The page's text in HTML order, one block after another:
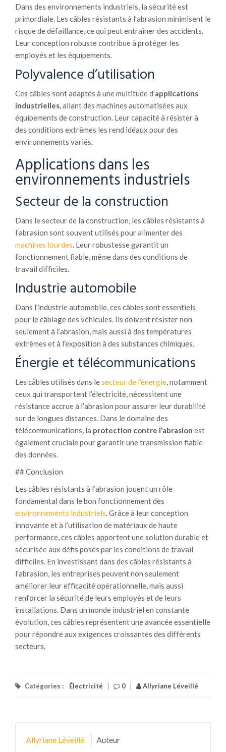
Dans des environnements industriels, la sécurité est
primordiale. Les câbles résistants à l’abrasion minimisent le
risque de défaillance, ce qui peut entraîner des accidents.
Leur conception robuste contribue à protéger les
employés et les équipements.
Polyvalence d’utilisation
Ces câbles sont adaptés à une multitude d’applications
industrielles, allant des machines automatisées aux
équipements de construction. Leur capacité à résister à
des conditions extrêmes les rend idéaux pour des
environnements variés.
Applications dans les
environnements industriels
Secteur de la construction
Dans le secteur de la construction, les câbles résistants à
l’abrasion sont souvent utilisés pour alimenter des
machines lourdes. Leur robustesse garantit un
fonctionnement fiable, même dans des conditions de
travail difficiles.
Industrie automobile
Dans l’industrie automobile, ces câbles sont essentiels
pour le câblage des véhicules. Ils doivent résister non
seulement à l’abrasion, mais aussi à des températures
extrêmes et à l’exposition à des substances chimiques.
Énergie et télécommunications
Les câbles utilisés dans lesecteur de l’énergie, notamment
ceux qui transportent l’électricité, nécessitent une
résistance accrue à l’abrasion pour assurer leur durabilité
sur de longues distances. Dans le domaine des
télécommunications, la protection contre l’abrasion est
également cruciale pour garantir une transmission fiable
des données.
## Conclusion
Les câbles résistants à l’abrasion jouent un rôle
fondamental dans le bon fonctionnement des
environnements industriels. Grâce à leur conception
innovante et à l’utilisation de matériaux de haute
performance, ces câbles apportent une solution durable et
sécurisée aux défis posés par les conditions de travail
difficiles. En investissant dans des câbles résistants à
l’abrasion, les entreprises peuvent non seulement
améliorer leur efficacité opérationnelle, mais aussi
renforcer la sécurité de leurs employés et de leurs
installations. Dans un monde industriel en constante
évolution, ces câbles représentent une avancée essentielle
pour répondre aux exigences croissantes des différents
secteurs.
Catégories : Électricité 0 Allyriane Léveillé
Allyriane Léveillé Auteur